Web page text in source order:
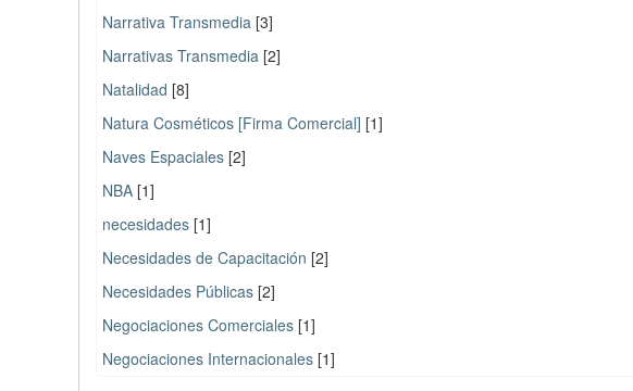
Narrativa Transmedia [3]
Narrativas Transmedia [2]
Natalidad [8]
Natura Cosméticos [Firma Comercial] [1]
Naves Espaciales [2]
NBA [1]
necesidades [1]
Necesidades de Capacitación [2]
Necesidades Públicas [2]
Negociaciones Comerciales [1]
Negociaciones Internacionales [1]